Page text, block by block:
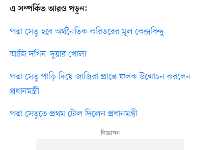
এ সম্পর্কিত আরও পড়ুন:
পদ্মা সেতু হবে অর্থনৈতিক করিডরের মূল কেন্দ্রবিন্দু
আজি দখিন–দুয়ার খোলা
পদ্মা সেতু পাড়ি দিয়ে জাজিরা প্রান্তে ফলক উন্মোচন করলেন
প্রধানমন্ত্রী
পদ্মা সেতুতে প্রথম টোল দিলেন প্রধানমন্ত্রী